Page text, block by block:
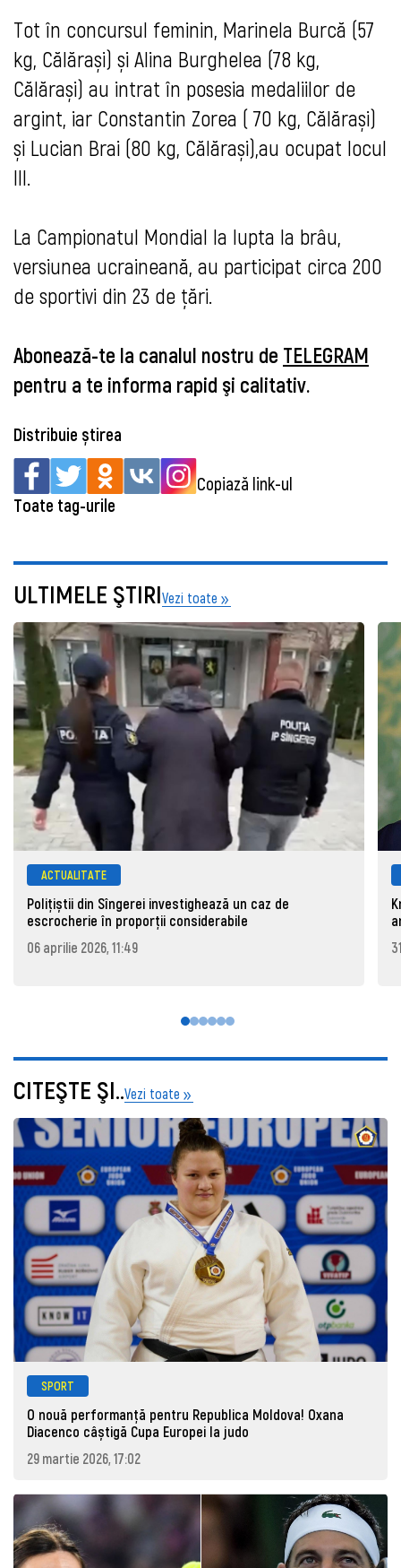
Tot în concursul feminin, Marinela Burcă (57
kg, Călărași) și Alina Burghelea (78 kg,
Călărași) au intrat în posesia medaliilor de
argint, iar Constantin Zorea ( 70 kg, Călărași)
și Lucian Brai (80 kg, Călărași),au ocupat locul
III.
La Campionatul Mondial la lupta la brâu,
versiunea ucraineană, au participat circa 200
de sportivi din 23 de țări.
Abonează-te la canalul nostru de TELEGRAM
pentru a te informa rapid şi calitativ.
Distribuie știrea
Copiază link-ul
Toate tag-urile
ULTIMELE ŞTIRIVezi toate
ACTUALITATE
Polițiștii din Sîngerei investighează un caz de
escrocherie în proporții considerabile
06 aprilie 2026, 11:49
CITEŞTE ŞI..Vezi toate
SPORT
O nouă performanță pentru Republica Moldova! Oxana
Diacenco câștigă Cupa Europei la judo
29 martie 2026, 17:02